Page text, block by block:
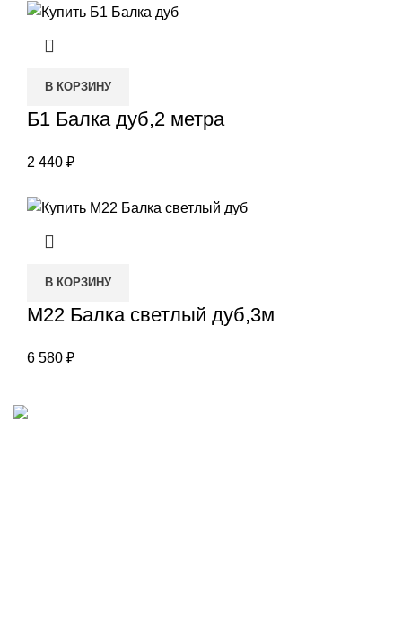
В КОРЗИНУ
Б1 Балка дуб,2 метра
2 440 ₽
В КОРЗИНУ
М22 Балка светлый дуб,3м
6 580 ₽